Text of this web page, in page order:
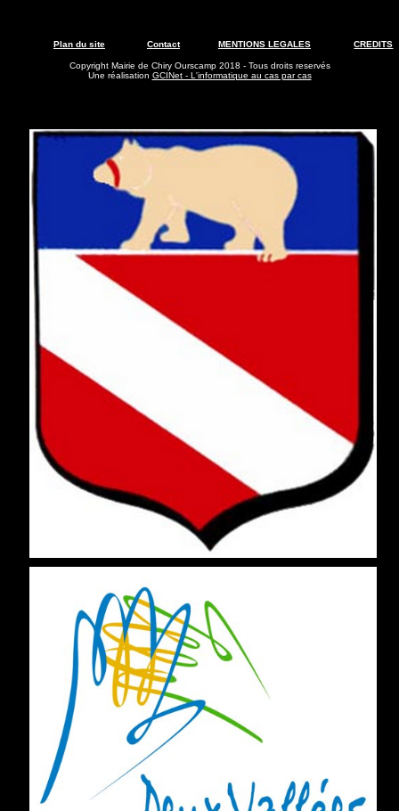
Plan du site Contact MENTIONS LEGALES CREDITS
Copyright Mairie de Chiry Ourscamp 2018 - Tous droits reservés
Une réalisation GCINet - L'informatique au cas par cas